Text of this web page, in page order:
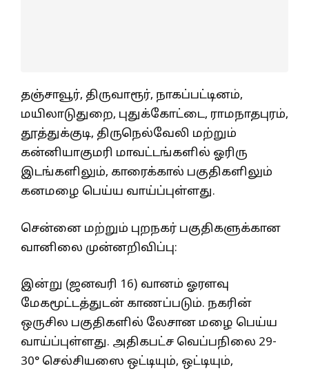
தஞ்சாவூர், திருவாரூர், நாகப்பட்டினம்,
மயிலாடுதுறை, புதுக்கோட்டை, ராமநாதபுரம்,
தூத்துக்குடி, திருநெல்வேலி மற்றும்
கன்னியாகுமரி மாவட்டங்களில் ஓரிரு
இடங்களிலும், காரைக்கால் பகுதிகளிலும்
கனமழை பெய்ய வாய்ப்புள்ளது.
சென்னை மற்றும் புறநகர் பகுதிகளுக்கான
வானிலை முன்னறிவிப்பு:
இன்று (ஜனவரி 16) வானம் ஓரளவு
மேகமூட்டத்துடன் காணப்படும். நகரின்
ஒருசில பகுதிகளில் லேசான மழை பெய்ய
வாய்ப்புள்ளது. அதிகபட்ச வெப்பநிலை 29-
30° செல்சியஸை ஒட்டியும், ஒட்டியும்,